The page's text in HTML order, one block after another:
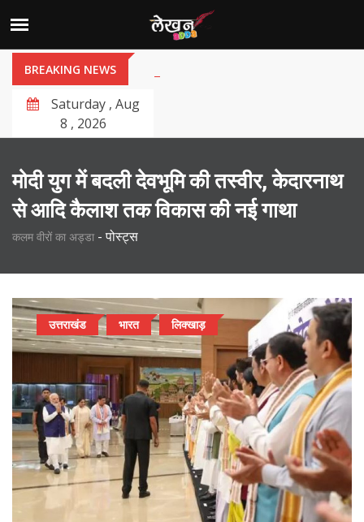
BREAKING NEWS
Saturday , Aug
8 , 2026
मोदी युग में बदली देवभूमि की तस्वीर, केदारनाथ
से आदि कैलाश तक विकास की नई गाथा
कलम वीरों का अड्डा - पोस्ट्स
उत्तराखंड भारत लिक्खाड़